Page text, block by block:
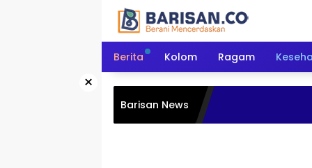
Berita Kolom Ragam
×
Barisan News